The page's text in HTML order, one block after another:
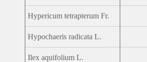
Hypericum tetrapterum Fr.
Hypochaeris radicata L.
Ilex aquifolium L.